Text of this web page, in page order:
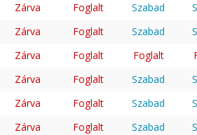
Zárva Foglalt Szabad
Zárva Foglalt Szabad
Zárva Foglalt Foglalt
Zárva Foglalt Szabad
Zárva Foglalt Szabad
Zárva Foglalt Szabad